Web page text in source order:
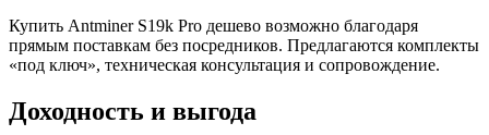
Купить Antminer S19k Pro дешево возможно благодаря
прямым поставкам без посредников. Предлагаются комплекты
«под ключ», техническая консультация и сопровождение.
Доходность и выгода